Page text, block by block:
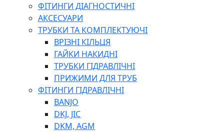
ФІТИНГИ ДІАГНОСТИЧНІ
АКСЕСУАРИ
ТРУБКИ ТА КОМПЛЕКТУЮЧІ
ВРІЗНІ КІЛЬЦЯ
ГАЙКИ НАКИДНІ
ТРУБКИ ГІДРАВЛІЧНІ
ПРИЖИМИ ДЛЯ ТРУБ
ФІТИНГИ ГІДРАВЛІЧНІ
BANJO
DKJ, JIC
DKM, AGM